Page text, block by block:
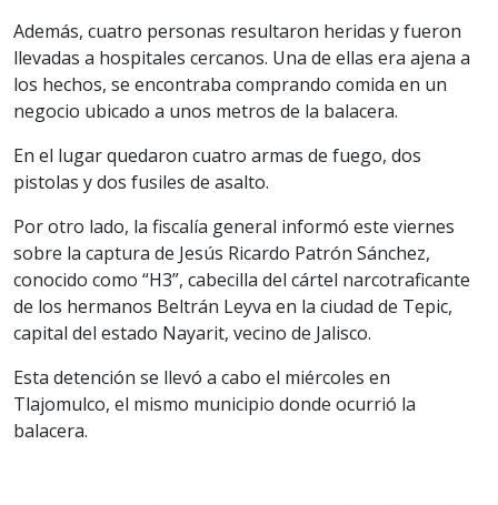
Además, cuatro personas resultaron heridas y fueron
llevadas a hospitales cercanos. Una de ellas era ajena a
los hechos, se encontraba comprando comida en un
negocio ubicado a unos metros de la balacera.
En el lugar quedaron cuatro armas de fuego, dos
pistolas y dos fusiles de asalto.
Por otro lado, la fiscalía general informó este viernes
sobre la captura de Jesús Ricardo Patrón Sánchez,
conocido como “H3”, cabecilla del cártel narcotraficante
de los hermanos Beltrán Leyva en la ciudad de Tepic,
capital del estado Nayarit, vecino de Jalisco.
Esta detención se llevó a cabo el miércoles en
Tlajomulco, el mismo municipio donde ocurrió la
balacera.